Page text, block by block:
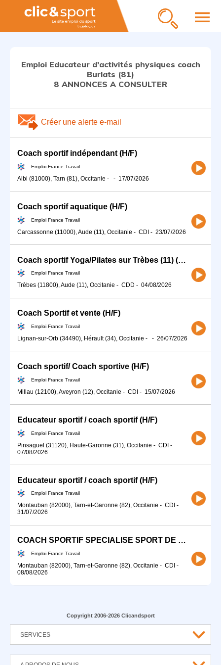
menu
Emploi Educateur d'activités physiques coach
Burlats (81)
8 ANNONCES A CONSULTER
Créer une alerte e-mail
Coach sportif indépendant (H/F)
Emploi France Travail
Albi (81000), Tarn (81), Occitanie - - 17/07/2026
Coach sportif aquatique (H/F)
Emploi France Travail
Carcassonne (11000), Aude (11), Occitanie - CDI - 23/07/2026
Coach sportif Yoga/Pilates sur Trèbes (11) (H/F)
Emploi France Travail
Trèbes (11800), Aude (11), Occitanie - CDD - 04/08/2026
Coach Sportif et vente (H/F)
Emploi France Travail
Lignan-sur-Orb (34490), Hérault (34), Occitanie - - 26/07/2026
Coach sportif/ Coach sportive (H/F)
Emploi France Travail
Millau (12100), Aveyron (12), Occitanie - CDI - 15/07/2026
Educateur sportif / coach sportif (H/F)
Emploi France Travail
Pinsaguel (31120), Haute-Garonne (31), Occitanie - CDI -
07/08/2026
Educateur sportif / coach sportif (H/F)
Emploi France Travail
Montauban (82000), Tarn-et-Garonne (82), Occitanie - CDI -
31/07/2026
COACH SPORTIF SPECIALISE SPORT DE COMBAT H/F
Emploi France Travail
Montauban (82000), Tarn-et-Garonne (82), Occitanie - CDI -
08/08/2026
Copyright 2006-2026 Clicandsport
SERVICES